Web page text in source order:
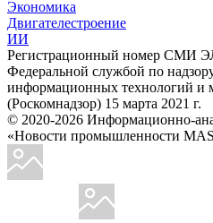
Экономика
Двигателестроение
ИИ
Регистрационный номер СМИ
Федеральной службой по
информационных технологий и
(Роскомнадзор) 15 марта 2021 г.
© 2020-2026 Информационно-
«Новости промышленности